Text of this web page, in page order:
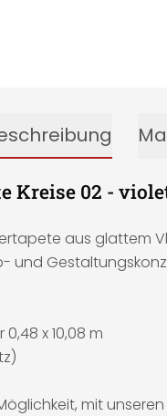
Kreise 02 -
aus glattem
und
x 10,08 m
mit